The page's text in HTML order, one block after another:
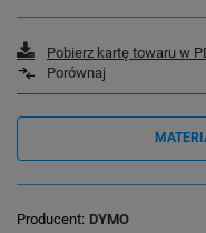
Pobierz kartę towaru w
Porównaj
Producent DYMO